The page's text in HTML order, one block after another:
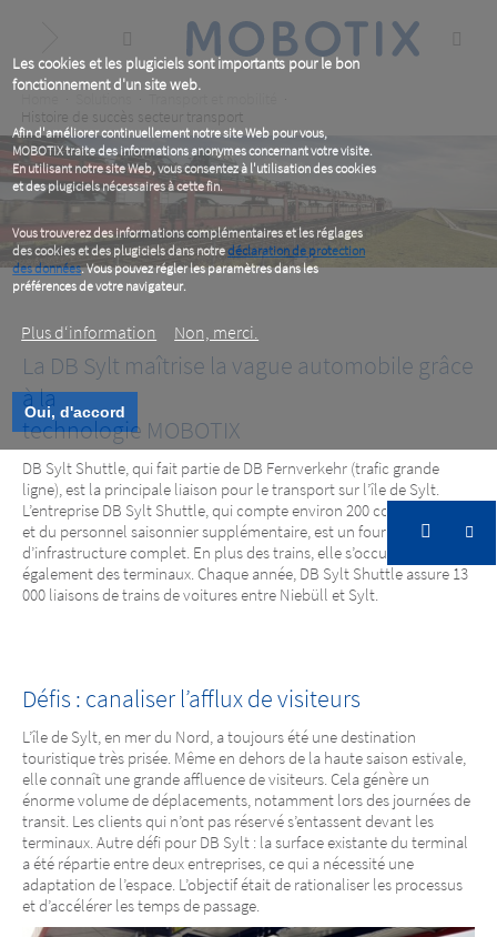
Les cookies et les plugiciels sont importants pour le bon
fonctionnement d'un site web.
Afin d'améliorer continuellement notre site Web pour vous,
MOBOTIX traite des informations anonymes concernant votre visite.
En utilisant notre site Web, vous consentez à l'utilisation des cookies
et des plugiciels nécessaires à cette fin.
Vous trouverez des informations complémentaires et les réglages
des cookies et des plugiciels dans notredéclaration de protection
des données. Vous pouvez régler les paramètres dans les
préférences de votre navigateur.
Plus d‘information Non, merci.
Oui, d'accord
content
Histoire de succès secteur transport
DB Sylt Shuttle
Plus vite en train !
DB Sylt Shuttle
Plus vite en train !
La DB Sylt maîtrise la vague automobile grâce
à la
technologie MOBOTIX
DB Sylt Shuttle, qui fait partie de DB Fernverkehr (trafic grande
ligne), est la principale liaison pour le transport sur l’île de Sylt.
L’entreprise DB Sylt Shuttle, qui compte environ 200 collaborateurs
et du personnel saisonnier supplémentaire, est un fournisseur
d’infrastructure complet. En plus des trains, elle s’occupe
également des terminaux. Chaque année, DB Sylt Shuttle assure 13
000 liaisons de trains de voitures entre Niebüll et Sylt.
Défis : canaliser l’afflux de visiteurs
L’île de Sylt, en mer du Nord, a toujours été une destination
touristique très prisée. Même en dehors de la haute saison estivale,
elle connaît une grande affluence de visiteurs. Cela génère un
énorme volume de déplacements, notamment lors des journées de
transit. Les clients qui n’ont pas réservé s’entassent devant les
terminaux. Autre défi pour DB Sylt : la surface existante du terminal
a été répartie entre deux entreprises, ce qui a nécessité une
adaptation de l’espace. L’objectif était de rationaliser les processus
et d’accélérer les temps de passage.